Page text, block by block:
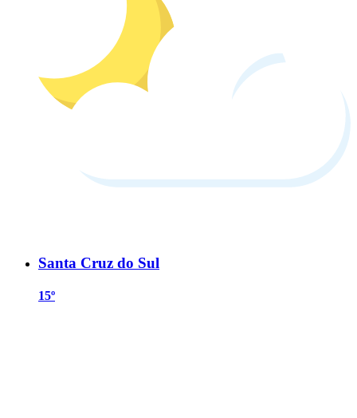
Santa Cruz do Sul
15º